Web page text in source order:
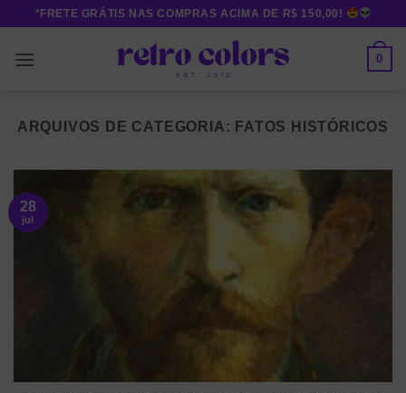
content
*FRETE GRÁTIS NAS COMPRAS ACIMA DE R$ 150,00!
0
ARQUIVOS DE CATEGORIA: FATOS HISTÓRICOS
28
jul